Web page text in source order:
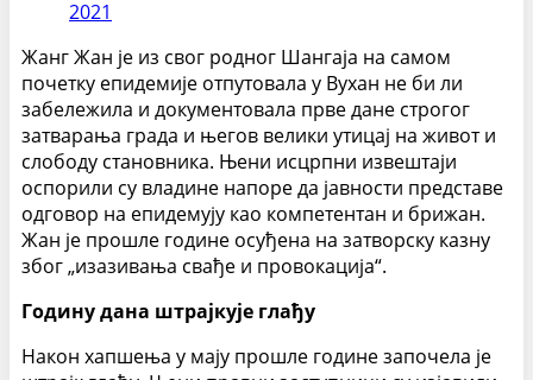
2021
Жанг Жан је из свог родног Шангаја на самом
почетку епидемије отпутовала у Вухан не би ли
забележила и документовала прве дане строгог
затварања града и његов велики утицај на живот и
слободу становника. Њени исцрпни извештаји
оспорили су владине напоре да јавности представе
одговор на епидемују као компетентан и брижан.
Жан је прошле године осуђена на затворску казну
због „изазивања свађе и провокација“.
Годину дана штрајкује глађу
Након хапшења у мају прошле године започела је